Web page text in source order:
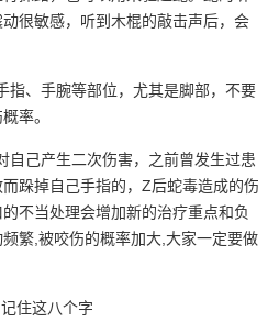
很敏感，听到木棍的敲击声后，会
、手腕等部位，尤其是脚部，不要
率。
己产生二次伤害，之前曾发生过患
跺掉自己手指的，Z后蛇毒造成的伤
不当处理会增加新的治疗重点和负
繁,被咬伤的概率加大,大家一定要做
住这八个字